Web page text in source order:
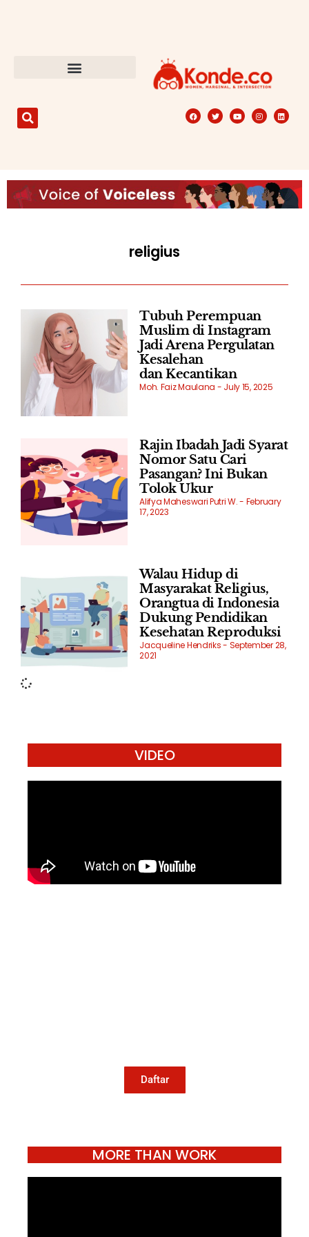
religius
Tubuh Perempuan
Muslim di Instagram
Jadi Arena Pergulatan
Kesalehan
dan Kecantikan
Moh. Faiz Maulana July 15, 2025
Rajin Ibadah Jadi Syarat
Nomor Satu Cari
Pasangan? Ini Bukan
Tolok Ukur
Alifya Maheswari Putri W. February
17, 2023
Walau Hidup di
Masyarakat Religius,
Orangtua di Indonesia
Dukung Pendidikan
Kesehatan Reproduksi
Jacqueline Hendriks September 28,
2021
VIDEO
Daftar
MORE THAN WORK